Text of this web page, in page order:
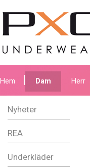
Hem Dam Herr
Nyheter
REA
Underkläder